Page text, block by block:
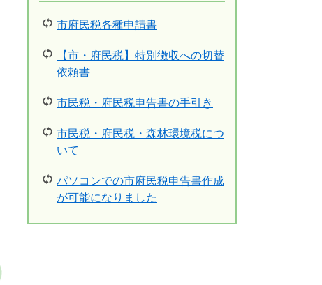
市府民税各種申請書
【市・府民税】特別徴収への切替
依頼書
市民税・府民税申告書の手引き
市民税・府民税・森林環境税につ
いて
パソコンでの市府民税申告書作成
が可能になりました